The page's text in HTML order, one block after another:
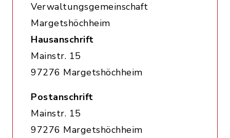
Verwaltungsgemeinschaft
Margetshöchheim
Hausanschrift
Mainstr. 15
97276 Margetshöchheim
Postanschrift
Mainstr. 15
97276 Margetshöchheim